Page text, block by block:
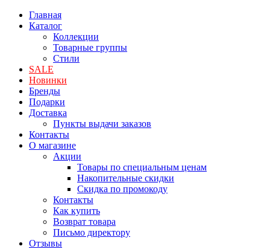
Главная
Каталог
Коллекции
Товарные группы
Стили
SALE
Новинки
Бренды
Подарки
Доставка
Пункты выдачи заказов
Контакты
О магазине
Акции
Товары по специальным ценам
Накопительные скидки
Скидка по промокоду
Контакты
Как купить
Возврат товара
Письмо директору
Отзывы